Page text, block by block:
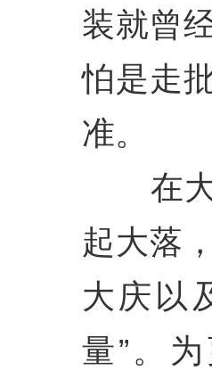
装就曾
怕是走
准。
在大
起大落
大庆以
量”。